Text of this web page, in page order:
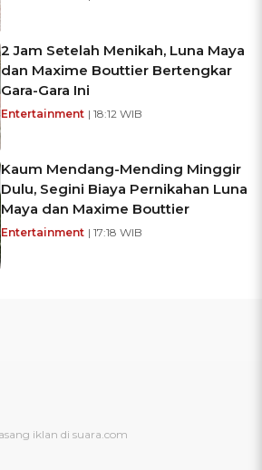
2 Jam Setelah Menikah, Luna Maya
dan Maxime Bouttier Bertengkar
Gara-Gara Ini
Entertainment | 18:12 WIB
Kaum Mendang-Mending Minggir
Dulu, Segini Biaya Pernikahan Luna
Maya dan Maxime Bouttier
Entertainment | 17:18 WIB